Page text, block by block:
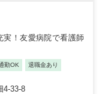
！友愛病院で看護師
勤OK 退職金あり
4-33-8